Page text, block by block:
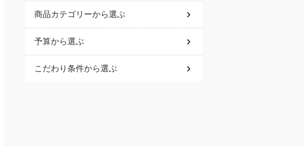
商品カテゴリーから選ぶ
予算から選ぶ
こだわり条件から選ぶ